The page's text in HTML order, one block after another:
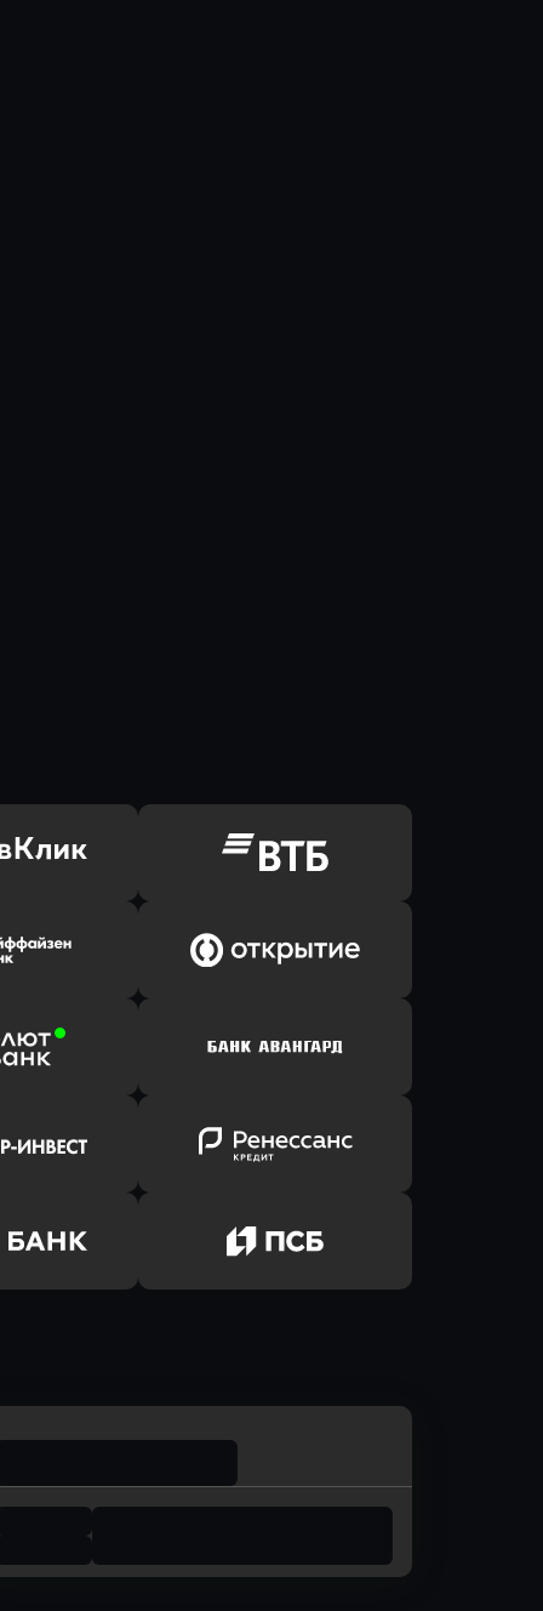
заявку
Банк
Оправить заявку
в ВТБ
заявку
Банк
в Банк Открытие
заявку
Банк
Оправить заявку
в Банк Авангард
заявку
Инвест
Оправить заявку
в Ренессанс Банк